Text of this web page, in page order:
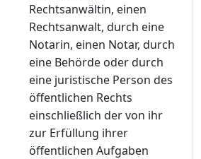
Rechtsanwältin, einen
Rechtsanwalt, durch eine
Notarin, einen Notar, durch
eine Behörde oder durch
eine juristische Person des
öffentlichen Rechts
einschließlich der von ihr
zur Erfüllung ihrer
öffentlichen Aufgaben